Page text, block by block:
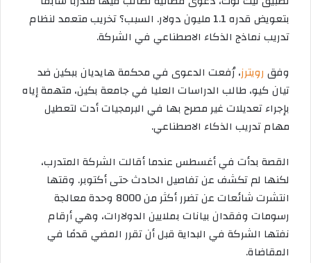
بتعويض قدره 1.1 مليون دولار. السبب؟ تخريب متعمد لنظام
تدريب نماذج الذكاء الاصطناعي في الشركة.
وفق رويترز، رُفعت الدعوى في محكمة هايديان ببكين ضد
تيان كيو، طالب الدراسات العليا في جامعة بكين، متهمة إياه
بإجراء تعديلات غير مصرح بها في البرمجيات أدت لتعطيل
مهام تدريب الذكاء الاصطناعي.
القصة بدأت في أغسطس عندما أقالت الشركة المتدرب،
لكنها لم تكشف عن تفاصيل الحادث حتى أكتوبر. وقتها
انتشرت شائعات عن تضرر أكثر من 8000 وحدة معالجة
رسومات وفقدان بيانات بملايين الدولارات، وهي أرقام
نفتها الشركة في البداية قبل أن تقرر المضي قدمًا في
المقاضاة.